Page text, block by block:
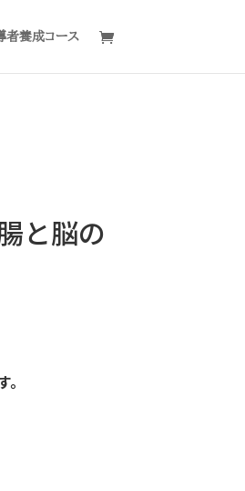
者養成コース
と脳の